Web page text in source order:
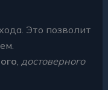
Это позволит
достоверного